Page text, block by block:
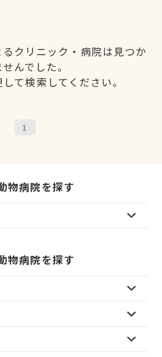
クリニック・病院は見つか
せんでした。
て検索してください。
1
物病院を探す
物病院を探す